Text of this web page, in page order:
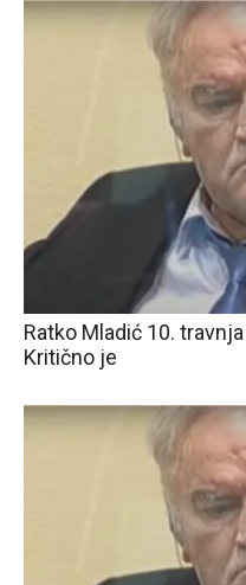
Ratko Mladić 10.
Kritično je